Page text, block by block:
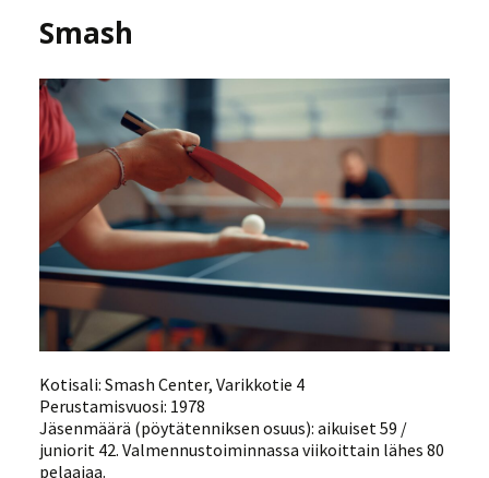
Smash
Kotisali: Smash Center, Varikkotie 4
Perustamisvuosi: 1978
Jäsenmäärä (pöytätenniksen osuus): aikuiset 59 /
juniorit 42. Valmennustoiminnassa viikoittain lähes 80
pelaajaa.